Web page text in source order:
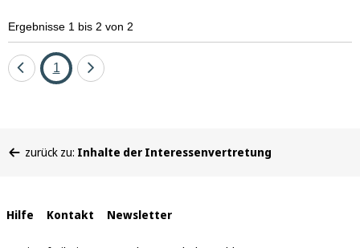
Ergebnisse 1 bis 2 von 2
EineSeite
1
Eine
befinden
zurück zu: Inhalte der Interessenvertretung
Interne
Links
Hilfe Kontakt Newsletter